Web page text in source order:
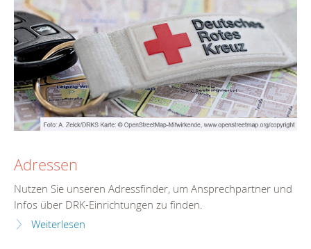
Adressen
Nutzen Sie unseren Adressfinder, um Ansprechpartner und
Infos über DRK-Einrichtungen zu finden.
Weiterlesen